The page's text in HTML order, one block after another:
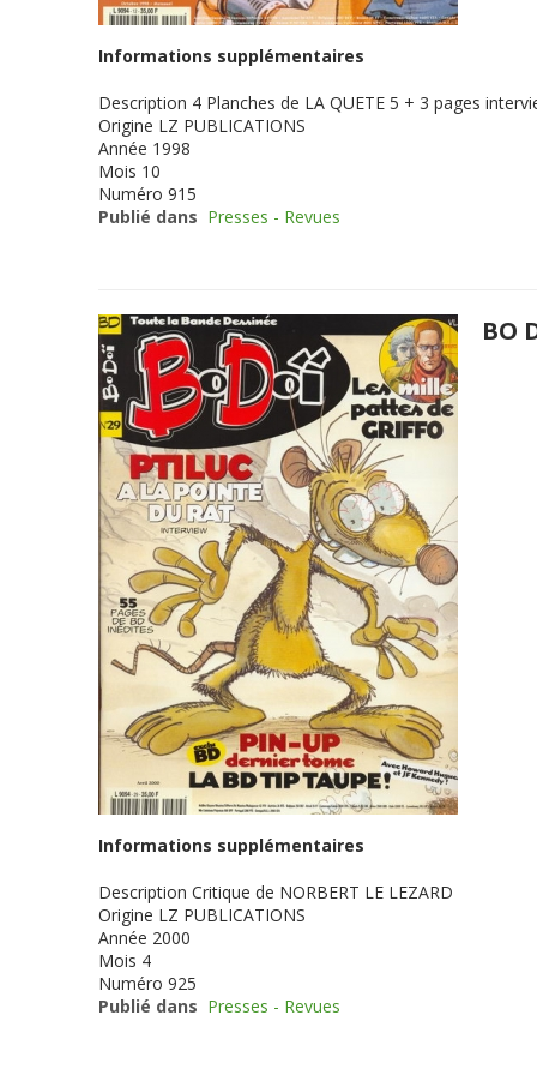
Informations supplémentaires
Description 4 Planches de LA QUETE 5 + 3 pages
Origine LZ PUBLICATIONS
Année 1998
Mois 10
Numéro 915
Publié dans Presses - Revues
BO
Informations supplémentaires
Description Critique de NORBERT LE LEZARD
Origine LZ PUBLICATIONS
Année 2000
Mois 4
Numéro 925
Publié dans Presses - Revues